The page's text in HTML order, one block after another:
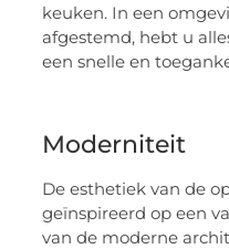
keuken. In een
afgestemd, hebt u
een snelle en
Moderniteit
De esthetiek van de
geïnspireerd op een
van de moderne